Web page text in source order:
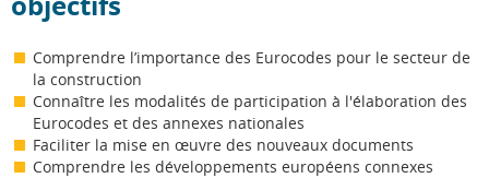
Comprendre l’importance des Eurocodes pour le secteur de
la construction
Connaître les modalités de participation à l'élaboration des
Eurocodes et des annexes nationales
Faciliter la mise en œuvre des nouveaux documents
Comprendre les développements européens connexes